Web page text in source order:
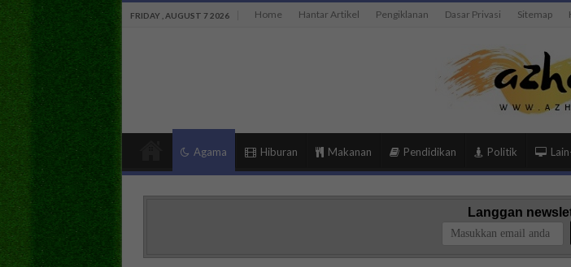
FRIDAY , AUGUST 7 2026 Home Hantar Artikel Pengiklanan Dasar Privasi Sitemap
Agama Hiburan Makanan Pendidikan Politik
Langgan